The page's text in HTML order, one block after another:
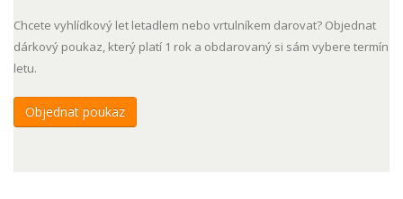
Chcete vyhlídkový let letadlem nebo vrtulníkem darovat? Objednat
dárkový poukaz, který platí 1 rok a obdarovaný si sám vybere termín
letu.
Objednat poukaz